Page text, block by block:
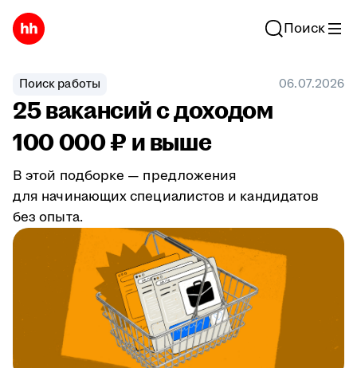
Поиск
Поиск работы 06.07.2026
25 вакансий с доходом
100 000 ₽ и выше
В этой подборке — предложения
для начинающих специалистов и кандидатов
без опыта.